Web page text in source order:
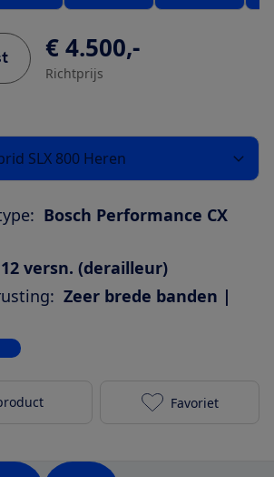
€ 4.500,-
Richtprijs
SLX 800 Heren
Bosch Performance CX
12 versn. (derailleur)
Zeer brede banden |
Cube
Favoriet